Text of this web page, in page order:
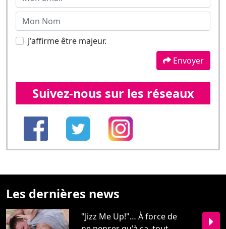
Suivez-nous sur les réseaux
Les dernières news
"Jizz Me Up!"… À force de
Décès le 30 juin dernier
d’œ...